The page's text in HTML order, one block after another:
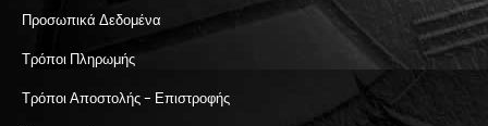
Προσωπικά Δεδομένα
Τρόποι Πληρωμής
Τρόποι Αποστολής - Επιστροφής